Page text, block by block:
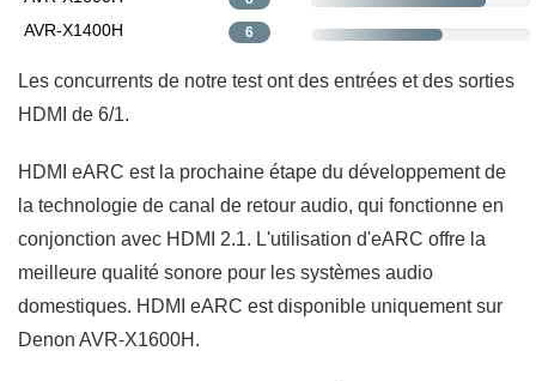
AVR-X1400H 6
Les concurrents de notre test ont des entrées et des sorties
HDMI de 6/1.
HDMI eARC est la prochaine étape du développement de
la technologie de canal de retour audio, qui fonctionne en
conjonction avec HDMI 2.1. L'utilisation d'eARC offre la
meilleure qualité sonore pour les systèmes audio
domestiques. HDMI eARC est disponible uniquement sur
Denon AVR-X1600H.